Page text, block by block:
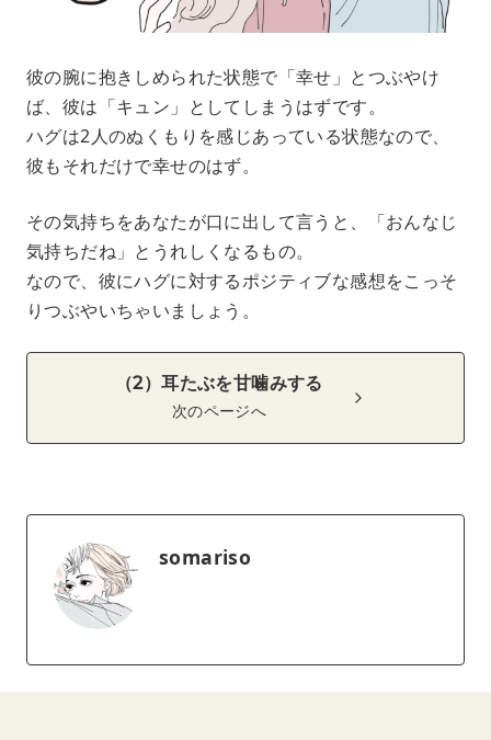
彼の腕に抱きしめられた状態で「幸せ」とつぶやけ
ば、彼は「キュン」としてしまうはずです。
ハグは2人のぬくもりを感じあっている状態なので、
彼もそれだけで幸せのはず。
その気持ちをあなたが口に出して言うと、「おんなじ
気持ちだね」とうれしくなるもの。
なので、彼にハグに対するポジティブな感想をこっそ
りつぶやいちゃいましょう。
（2）耳たぶを甘噛みする
次のページへ
somariso